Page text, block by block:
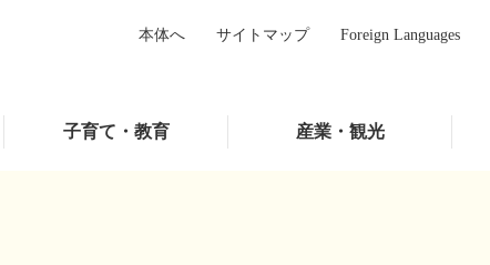
本体へ サイトマップ Foreign Languages
子育て・教育 産業・観光